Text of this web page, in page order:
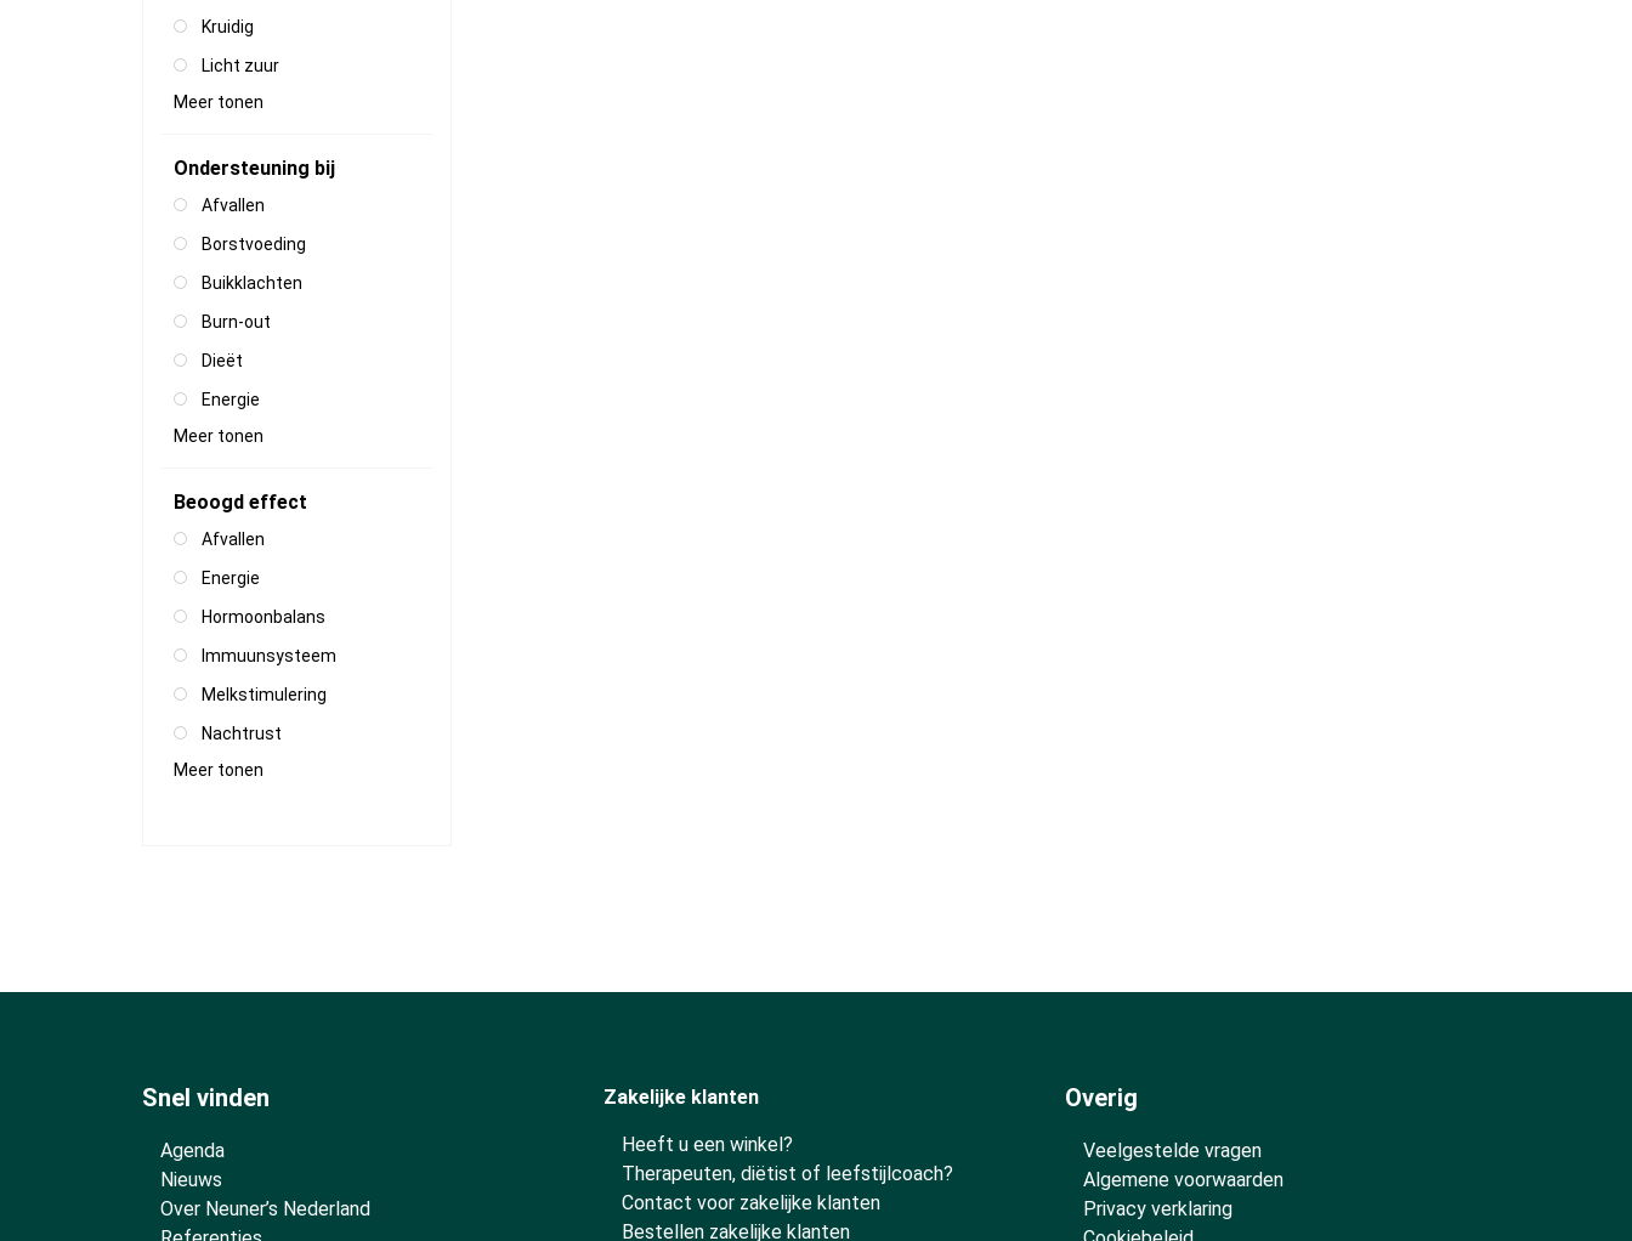
Kruidig
Licht zuur
Meer tonen
Ondersteuning bij
Afvallen
Borstvoeding
Buikklachten
Burn-out
Dieët
Energie
Meer tonen
Beoogd effect
Afvallen
Energie
Hormoonbalans
Immuunsysteem
Melkstimulering
Nachtrust
Meer tonen
Snel vinden
Agenda
Nieuws
Over Neuner’s Nederland
Zakelijke klanten
Heeft u een winkel?
Therapeuten, diëtist of leefstijlcoach?
Contact voor zakelijke klanten
Bestellen zakelijke klanten
Overig
Veelgestelde vragen
Algemene voorwaarden
Privacy verklaring